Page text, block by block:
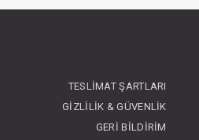
ÜYE
FIYATLARI
TESLIMAT ŞARTLARI
GIZLILIK & GÜVENLIK
GERI BILDIRIM